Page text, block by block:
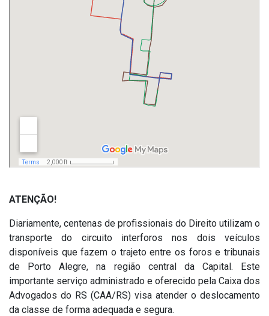
ATENÇÃO!
Diariamente, centenas de profissionais do Direito utilizam o
transporte do circuito interforos nos dois veículos
disponíveis que fazem o trajeto entre os foros e tribunais
de Porto Alegre, na região central da Capital. Este
importante serviço administrado e oferecido pela Caixa dos
Advogados do RS (CAA/RS) visa atender o deslocamento
da classe de forma adequada e segura.